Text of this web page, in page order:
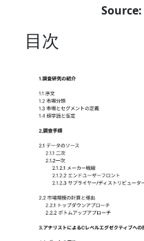
Source:
目次